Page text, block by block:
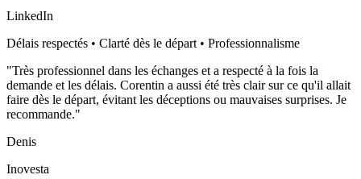
LinkedIn
Délais respectés • Clarté dès le départ • Professionnalisme
"Très professionnel dans les échanges et a respecté à la fois la
demande et les délais. Corentin a aussi été très clair sur ce qu'il allait
faire dès le départ, évitant les déceptions ou mauvaises surprises. Je
recommande."
Denis
Inovesta